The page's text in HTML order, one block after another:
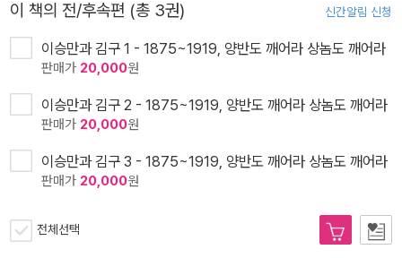
이 책의 전/후속편 (총 3권) 신간알림 신청
이승만과 김구 1 - 1875~1919, 양반도 깨어라 상놈도 깨어라
판매가 20,000원
이승만과 김구 2 - 1875~1919, 양반도 깨어라 상놈도 깨어라
판매가 20,000원
이승만과 김구 3 - 1875~1919, 양반도 깨어라 상놈도 깨어라
판매가 20,000원
전체선택